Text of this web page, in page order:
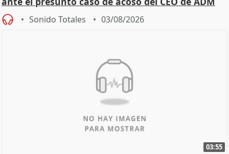
Sonido Totales 03/08/2026
03:55